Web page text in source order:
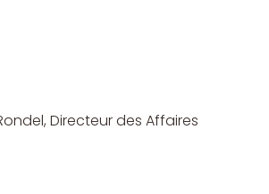
Directeur des Affaires